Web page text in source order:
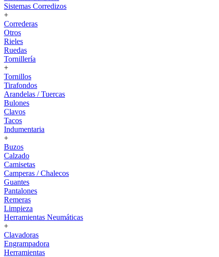
Sistemas Corredizos
+
Correderas
Otros
Rieles
Ruedas
Tornillería
+
Tornillos
Tirafondos
Arandelas / Tuercas
Bulones
Clavos
Tacos
Indumentaria
+
Buzos
Calzado
Camisetas
Camperas / Chalecos
Guantes
Pantalones
Remeras
Limpieza
Herramientas Neumáticas
+
Clavadoras
Engrampadora
Herramientas